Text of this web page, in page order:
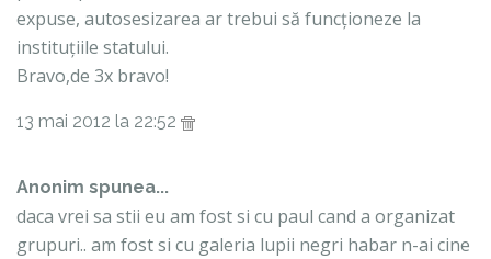
expuse, autosesizarea ar trebui să funcționeze la
instituțiile statului.
Bravo,de 3x bravo!
13 mai 2012 la 22:52
Anonim spunea...
daca vrei sa stii eu am fost si cu paul cand a organizat
grupuri.. am fost si cu galeria lupii negri habar n-ai cine